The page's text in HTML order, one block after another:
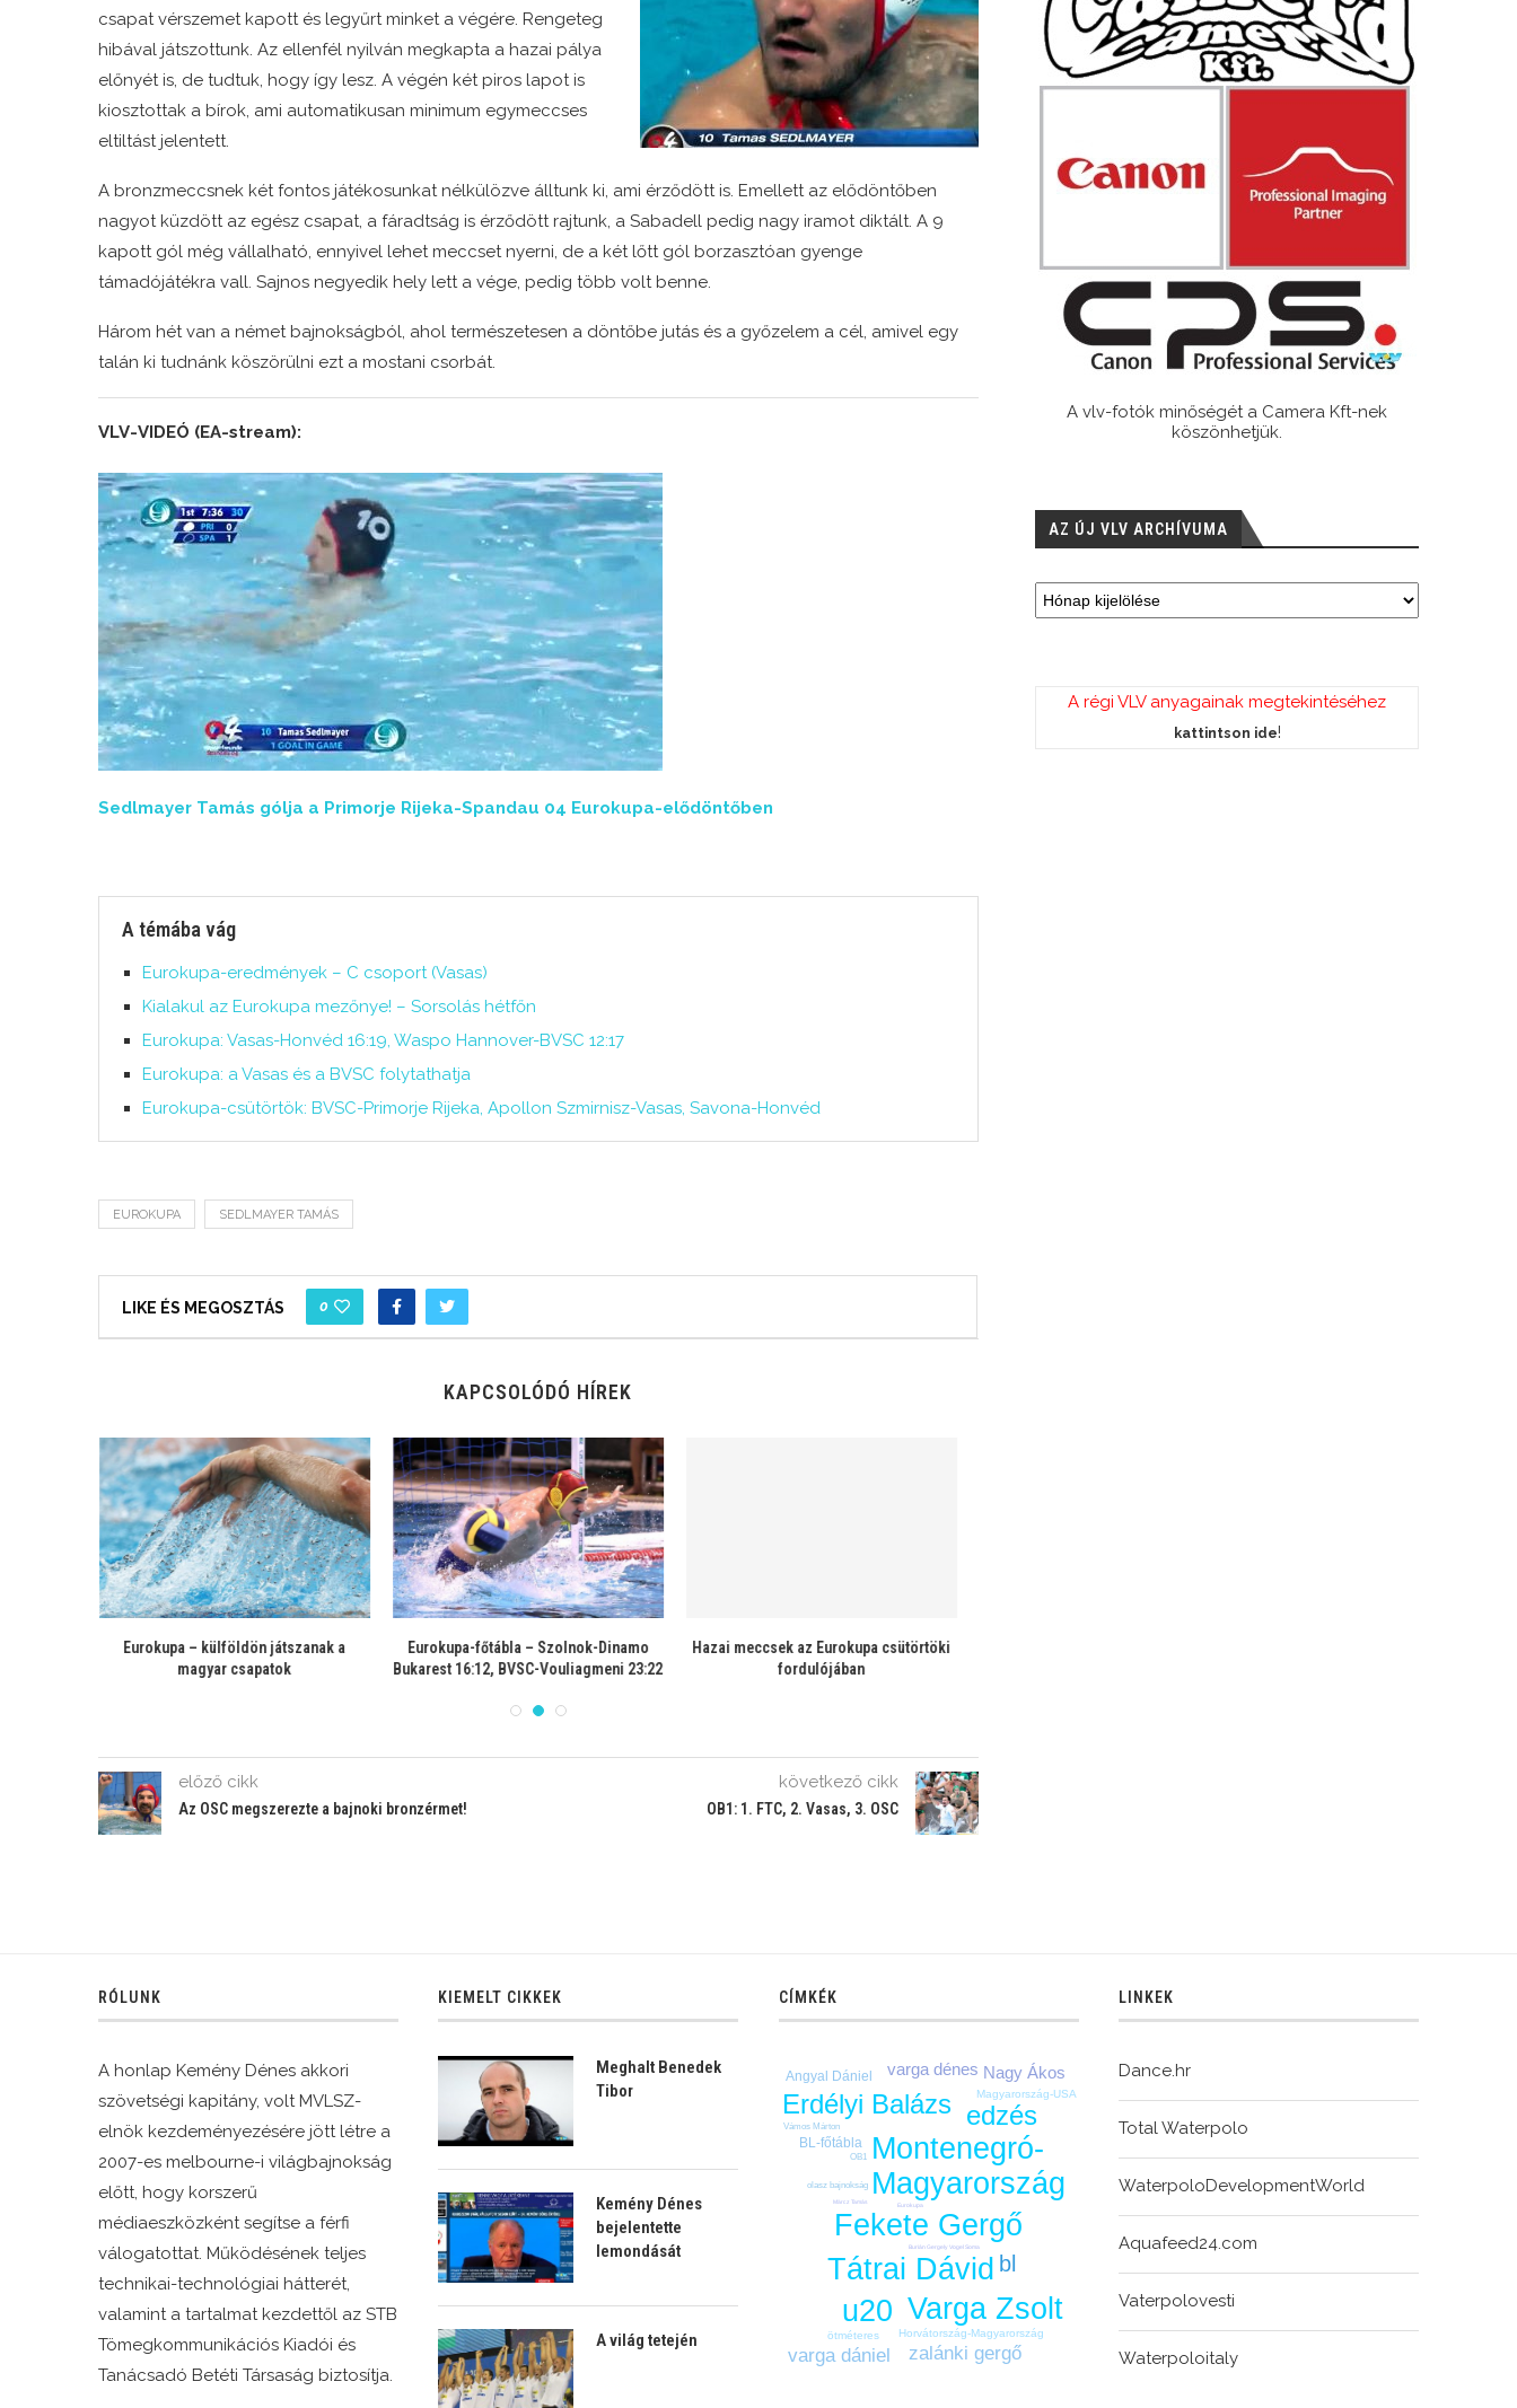
csapat vérszemet kapott és legyűrt minket a végére. Rengeteg
hibával játszottunk. Az ellenfél nyilván megkapta a hazai pálya
előnyét is, de tudtuk, hogy így lesz. A végén két piros lapot is
kiosztottak a bírok, ami automatikusan minimum egymeccses
eltiltást jelentett.
A bronzmeccsnek két fontos játékosunkat nélkülözve álltunk ki, ami érződött is. Emellett az elődöntőben
nagyot küzdött az egész csapat, a fáradtság is érződött rajtunk, a Sabadell pedig nagy iramot diktált. A 9
kapott gól még vállalható, ennyivel lehet meccset nyerni, de a két lőtt gól borzasztóan gyenge
támadójátékra vall. Sajnos negyedik hely lett a vége, pedig több volt benne.
Három hét van a német bajnokságból, ahol természetesen a döntőbe jutás és a győzelem a cél, amivel egy
talán ki tudnánk köszörülni ezt a mostani csorbát.
VLV-VIDEÓ (EA-stream):
Sedlmayer Tamás gólja a Primorje Rijeka-Spandau 04 Eurokupa-elődöntőben
A témába vág
Eurokupa-eredmények – C csoport (Vasas)
Kialakul az Eurokupa mezőnye! – Sorsolás hétfőn
Eurokupa: Vasas-Honvéd 16:19, Waspo Hannover-BVSC 12:17
Eurokupa: a Vasas és a BVSC folytathatja
Eurokupa-csütörtök: BVSC-Primorje Rijeka, Apollon Szmirnisz-Vasas, Savona-Honvéd
EUROKUPA SEDLMAYER TAMÁS
LIKE ÉS MEGOSZTÁS 0
KAPCSOLÓDÓ HÍREK
Hazai meccsek az Eurokupa csütörtöki
fordulójában
Eurokupa-főtábla – Szolnok-CN
Barcelona 10:14, Buducsnoszty
Eurokupa-főtábla: Szolnokon játszik a
CN Barcelona
Az OSC megszerezte a bajnoki bronzérmet!
A vlv-fotók minőségét a Camera Kft-nek
köszönhetjük.
AZ ÚJ VLV ARCHÍVUMA
A régi VLV anyagainak megtekintéséhez
kattintson ide!
A honlap Kemény Dénes akkori
szövetségi kapitány, volt MVLSZ-
elnök kezdeményezésére jött létre a
2007-es melbourne-i világbajnokság
előtt, hogy korszerű
médiaeszközként segítse a férfi
válogatottat. Működésének teljes
technikai-technológiai hátterét,
Tömegkommunikációs Kiadói és
Tanácsadó Betéti Társaság biztosítja.
Meghalt Benedek
Kemény Dénes
bejelentette
A világ tetején
Fekete Gergő
Montenegró-
Magyarország
Tátrai Dávid
u20 Varga Zsolt
edzés
Erdélyi Balázs
bl
varga dániel zalánki gergő
Nagy Ákos
varga dénes
Angyal Dániel
BL-főtábla
Horvátország-Magyarország
Magyarország-USA
ötméteres
olasz bajnokság
Vámos Márton
Burián Gergely
Eurokupa
Märcz Tamás
Vogel Soma
Total Waterpolo
WaterpoloDevelopmentWorld
Aquafeed24.com
Vaterpolovesti
Waterpoloitaly